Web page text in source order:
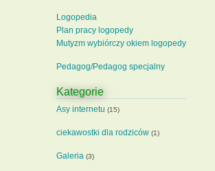
Logopedia
Plan pracy logopedy
Mutyzm wybiórczy okiem logopedy
Pedagog/Pedagog specjalny
Kategorie
Asy internetu (15)
ciekawostki dla rodziców(1)
Galeria(3)